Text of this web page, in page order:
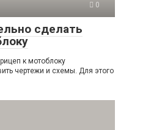
0
сделать
к мотоблоку
чертежи и схемы. Для этого